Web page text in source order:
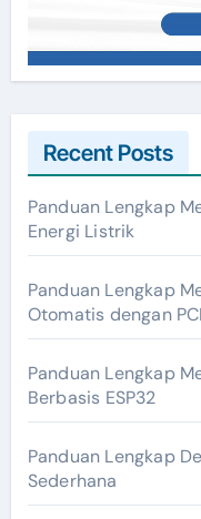
Recent Posts
Panduan Lengkap
Energi Listrik
Panduan Lengkap
Otomatis dengan
Panduan Lengkap
Berbasis ESP32
Panduan Lengkap
Sederhana